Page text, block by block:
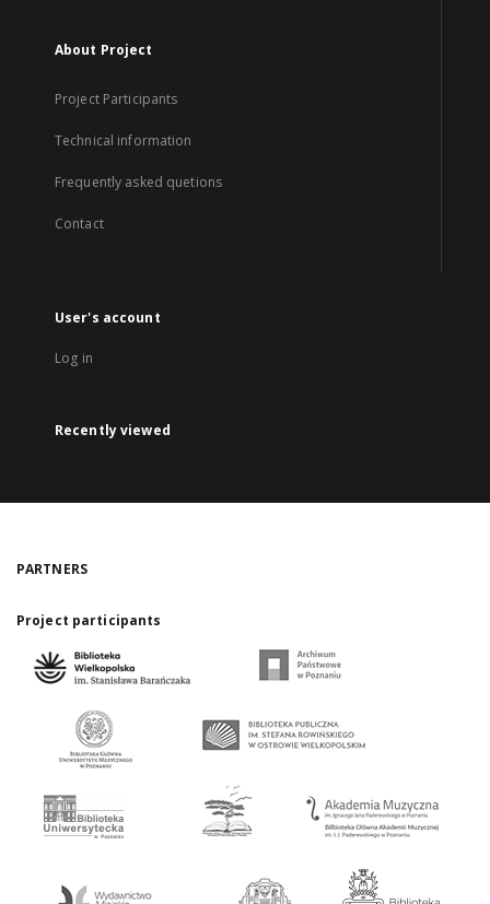
About Project
Project Participants
Technical information
Frequently asked quetions
Contact
User's account
Log in
Recently viewed
PARTNERS
Project participants